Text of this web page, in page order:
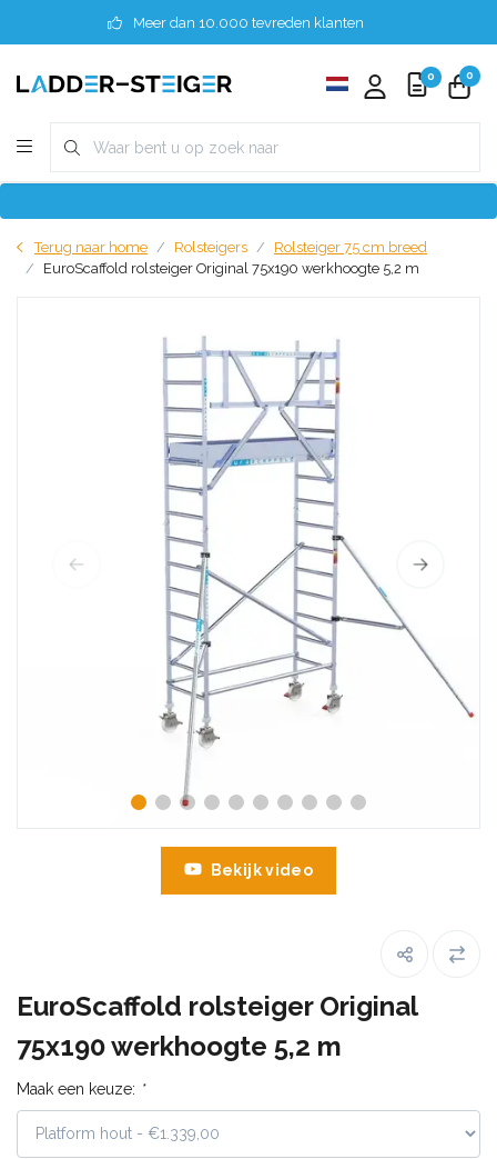
Meer dan 10.000 tevreden klanten
0 0
Terug naar home Rolsteigers
Rolsteiger 75 cm breed
EuroScaffold rolsteiger Original 75x190 werkhoogte 5,2 m
Bekijk video
EuroScaffold rolsteiger Original
75x190 werkhoogte 5,2 m
Maak een keuze: *